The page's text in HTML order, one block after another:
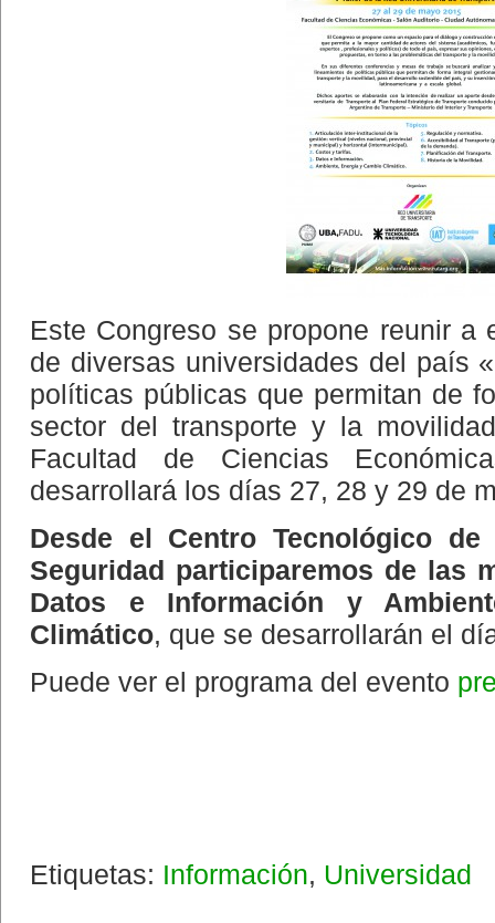
Este Congreso se propone reunir a
de diversas universidades del país
políticas públicas que permitan de
sector del transporte y la
Facultad de Ciencias
desarrollará los días 27, 28 y 29 de
Desde el Centro Tecnológico
Seguridad participaremos de las
Datos e Información y
Climático, que se desarrollarán el
Puede ver el programa del evento
Etiquetas: Información, Universidad